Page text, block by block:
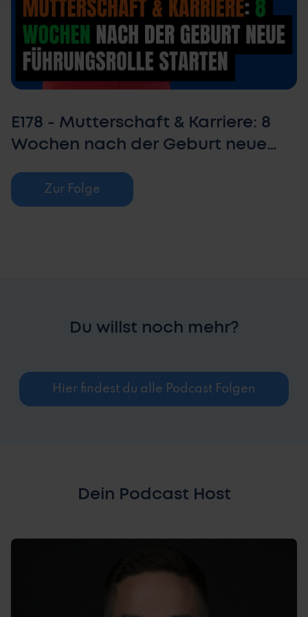
E178 - Mutterschaft & Karriere: 8
Wochen nach der Geburt neue
Sündram)
Zur Folge
Du willst noch mehr?
Hier findest du alle Podcast Folgen
Dein Podcast Host